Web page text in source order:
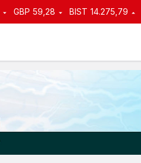
GBP 59,28 BIST 14.275,79
Gündüz Modu